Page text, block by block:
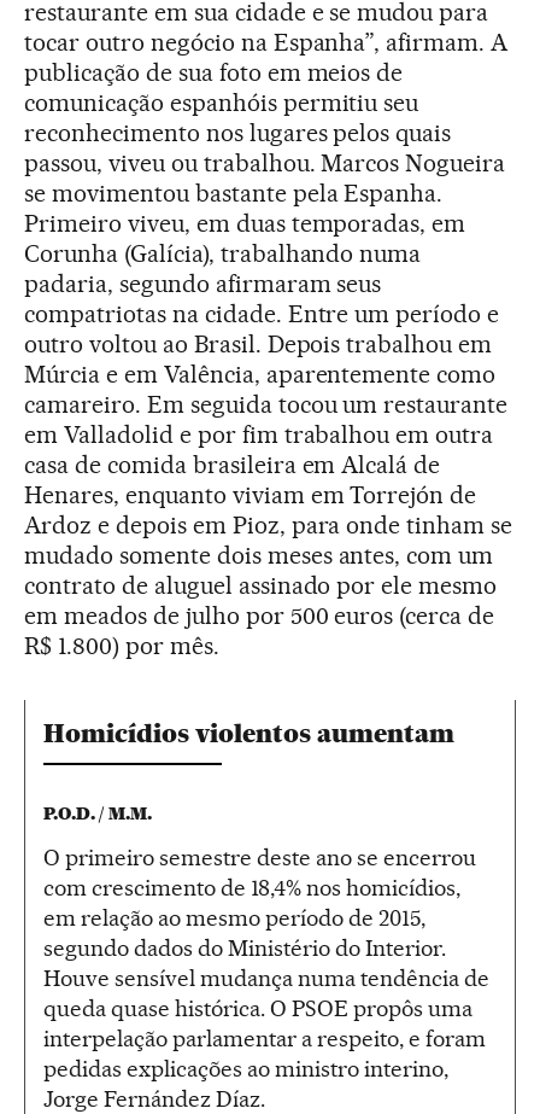
restaurante em sua cidade e se mudou para
tocar outro negócio na Espanha”, afirmam. A
publicação de sua foto em meios de
comunicação espanhóis permitiu seu
reconhecimento nos lugares pelos quais
passou, viveu ou trabalhou. Marcos Nogueira
se movimentou bastante pela Espanha.
Primeiro viveu, em duas temporadas, em
Corunha (Galícia), trabalhando numa
padaria, segundo afirmaram seus
compatriotas na cidade. Entre um período e
outro voltou ao Brasil. Depois trabalhou em
Múrcia e em Valência, aparentemente como
camareiro. Em seguida tocou um restaurante
em Valladolid e por fim trabalhou em outra
casa de comida brasileira em Alcalá de
Henares, enquanto viviam em Torrejón de
Ardoz e depois em Pioz, para onde tinham se
mudado somente dois meses antes, com um
contrato de aluguel assinado por ele mesmo
em meados de julho por 500 euros (cerca de
R$ 1.800) por mês.
Homicídios violentos aumentam
P.O.D. / M.M.
O primeiro semestre deste ano se encerrou
com crescimento de 18,4% nos homicídios,
em relação ao mesmo período de 2015,
segundo dados do Ministério do Interior.
Houve sensível mudança numa tendência de
queda quase histórica. O PSOE propôs uma
interpelação parlamentar a respeito, e foram
pedidas explicações ao ministro interino,
Jorge Fernández Díaz.